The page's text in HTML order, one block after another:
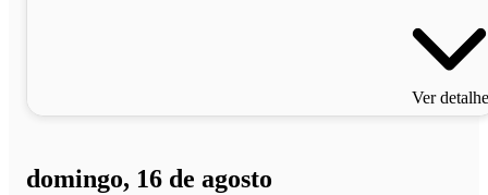
Ver
domingo, 16 de agosto